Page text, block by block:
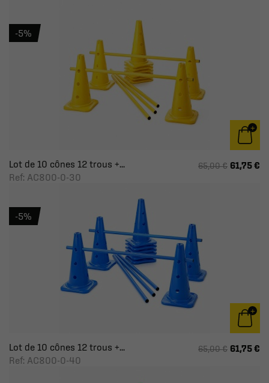
Lot de 10 cônes 12 trous +...
Ref: AC800-0-30
65,00 € 61,75 €
-5%
Lot de 10 cônes 12 trous +...
Ref: AC800-0-40
65,00 € 61,75 €
-5%